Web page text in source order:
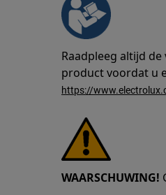
Raadpleeg altijd
product voordat u
https://
WAARSCHUWING!